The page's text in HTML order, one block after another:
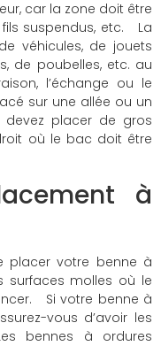
car la zone doit être
suspendus, etc. La
véhicules, de jouets
de poubelles, etc. au
l’échange ou le
sur une allée ou un
placer de gros
où le bac doit être
à
placer votre benne à
surfaces molles où le
Si votre benne à
vous d’avoir les
bennes à ordures